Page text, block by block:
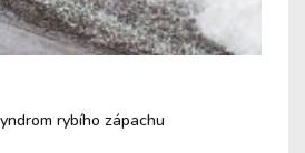
rybího zápachu